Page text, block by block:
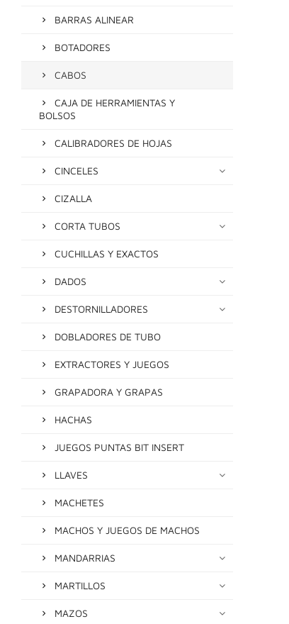
BARRAS ALINEAR
BOTADORES
CABOS
CAJA DE HERRAMIENTAS Y
BOLSOS
CALIBRADORES DE HOJAS
CINCELES
CIZALLA
CORTA TUBOS
CUCHILLAS Y EXACTOS
DADOS
DESTORNILLADORES
DOBLADORES DE TUBO
EXTRACTORES Y JUEGOS
GRAPADORA Y GRAPAS
HACHAS
JUEGOS PUNTAS BIT INSERT
LLAVES
MACHETES
MACHOS Y JUEGOS DE MACHOS
MANDARRIAS
MARTILLOS
MAZOS